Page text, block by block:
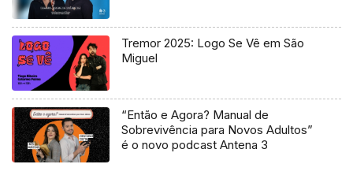
Tremor 2025: Logo Se Vê em São
Miguel
“Então e Agora? Manual de
Sobrevivência para Novos Adultos”
é o novo podcast Antena 3